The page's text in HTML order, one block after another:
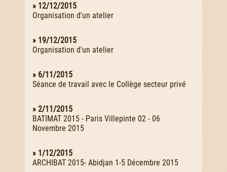
» 12/12/2015
Organisation d'un atelier
» 19/12/2015
Organisation d'un atelier
» 6/11/2015
Séance de travail avec le Collège secteur privé
» 2/11/2015
BATIMAT 2015 - Paris Villepinte 02 - 06
Novembre 2015
» 1/12/2015
ARCHIBAT 2015- Abidjan 1-5 Décembre 2015